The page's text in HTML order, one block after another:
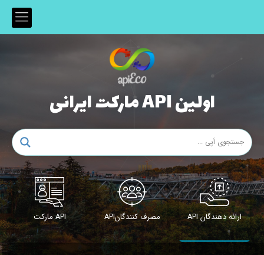
اولین API مارکت ایرانی
ارائه دهندگان API مصرف کنندگانAPI API مارکت